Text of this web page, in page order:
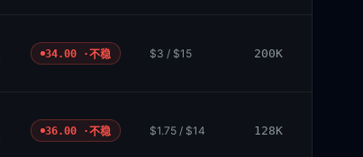
34.00 ·不稳 $3 / $15 200K
36.00 ·不稳 $1.75 / $14 128K